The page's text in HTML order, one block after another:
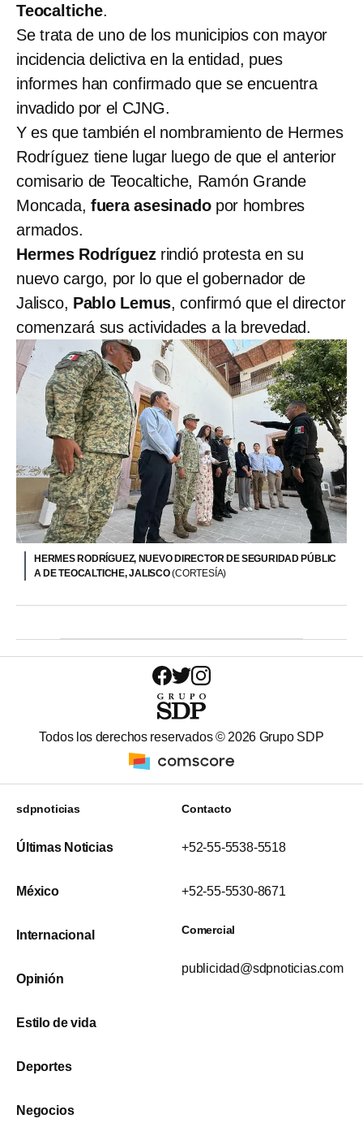
Teocaltiche.
Se trata de uno de los municipios con mayor
incidencia delictiva en la entidad, pues
informes han confirmado que se encuentra
invadido por el CJNG.
Y es que también el nombramiento de Hermes
Rodríguez tiene lugar luego de que el anterior
comisario de Teocaltiche, Ramón Grande
Moncada, fuera asesinadopor hombres
armados.
Hermes Rodríguezrindió protesta en su
nuevo cargo, por lo que el gobernador de
Jalisco, Pablo Lemus, confirmó que el director
comenzará sus actividades a la brevedad.
HERMES RODRÍGUEZ, NUEVO DIRECTOR DE SEGURIDAD PÚBLIC
A DE TEOCALTICHE, JALISCO(CORTESÍA)
Todos los derechos reservados © 2026 Grupo SDP
sdpnoticias
Últimas Noticias
México
Internacional
Opinión
Estilo de vida
Deportes
Negocios
Contacto
+52-55-5538-5518
+52-55-5530-8671
Comercial
publicidad@sdpnoticias.com